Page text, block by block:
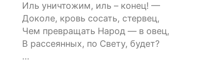
Иль уничтожим, иль – конец! —
Доколе, кровь сосать, стервец,
Чем превращать Народ — в овец,
В рассеянных, по Свету, будет?
…